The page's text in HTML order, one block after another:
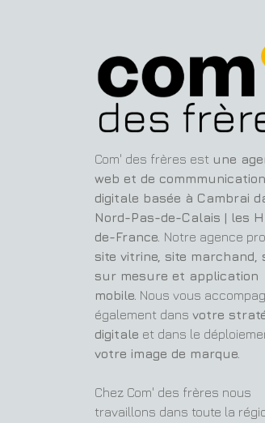
Com' des frères est une
web et de commmunication
digitale basée à Cambrai
Nord-Pas-de-Calais | les
de-France. Notre agence
site vitrine, site marchand,
sur mesure et application
mobile. Nous vous
également dans votre
digitale et dans le
votre image de marque.
Chez Com' des frères nous
travaillons dans toute la